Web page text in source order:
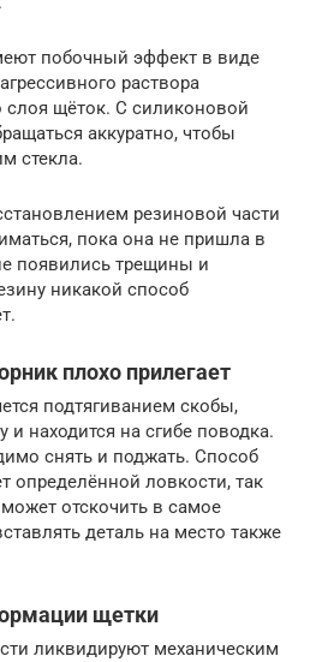
побочный эффект в виде
раствора
слоя щёток. С силиконовой
аккуратно, чтобы
стекла.
резиновой части
пока она не пришла в
появились трещины и
никакой способ
плохо прилегает
подтягиванием скобы,
и находится на сгибе поводка.
снять и поджать. Способ
определённой ловкости, так
отскочить в самое
деталь на место также
щетки
ликвидируют механическим